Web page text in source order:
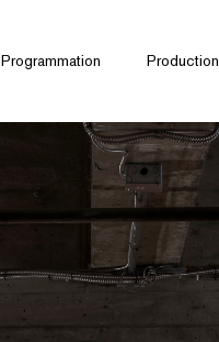
Programmation Production